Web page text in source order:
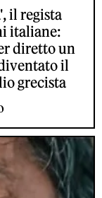
il regista
italiane:
diretto un
il
grecista